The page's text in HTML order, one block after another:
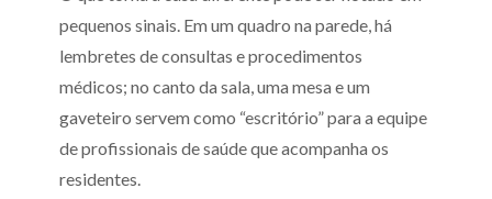
pequenos sinais. Em um quadro na parede, há
lembretes de consultas e procedimentos
médicos; no canto da sala, uma mesa e um
gaveteiro servem como “escritório” para a equipe
de profissionais de saúde que acompanha os
residentes.